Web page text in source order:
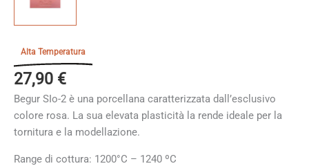
Alta Temperatura
27,90 €
Begur SIo-2 è una porcellana caratterizzata dall’esclusivo
colore rosa. La sua elevata plasticità la rende ideale per la
tornitura e la modellazione.
Range di cottura: 1200°C – 1240 ºC